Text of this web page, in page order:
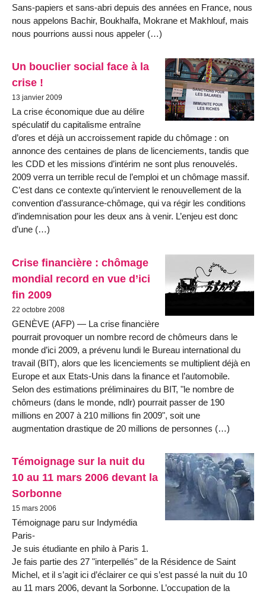
Sans-papiers et sans-abri depuis des années en France, nous
nous appelons Bachir, Boukhalfa, Mokrane et Makhlouf, mais
nous pourrions aussi nous appeler (…)
Un bouclier social face à la
crise !
13 janvier 2009
La crise économique due au délire
spéculatif du capitalisme entraîne
d’ores et déjà un accroissement rapide du chômage : on
annonce des centaines de plans de licenciements, tandis que
les CDD et les missions d’intérim ne sont plus renouvelés.
2009 verra un terrible recul de l’emploi et un chômage massif.
C’est dans ce contexte qu’intervient le renouvellement de la
convention d’assurance-chômage, qui va régir les conditions
d’indemnisation pour les deux ans à venir. L’enjeu est donc
d’une (…)
Crise financière : chômage
mondial record en vue d’ici
fin 2009
22 octobre 2008
GENÈVE (AFP) — La crise financière
pourrait provoquer un nombre record de chômeurs dans le
monde d’ici 2009, a prévenu lundi le Bureau international du
travail (BIT), alors que les licenciements se multiplient déjà en
Europe et aux Etats-Unis dans la finance et l’automobile.
Selon des estimations préliminaires du BIT, "le nombre de
chômeurs (dans le monde, ndlr) pourrait passer de 190
millions en 2007 à 210 millions fin 2009", soit une
augmentation drastique de 20 millions de personnes (…)
Témoignage sur la nuit du
10 au 11 mars 2006 devant la
Sorbonne
15 mars 2006
Témoignage paru sur Indymédia
Paris-
Je suis étudiante en philo à Paris 1.
Je fais partie des 27 "interpellés" de la Résidence de Saint
Michel, et il s’agit ici d’éclairer ce qui s’est passé la nuit du 10
au 11 mars 2006, devant la Sorbonne. L’occupation de la